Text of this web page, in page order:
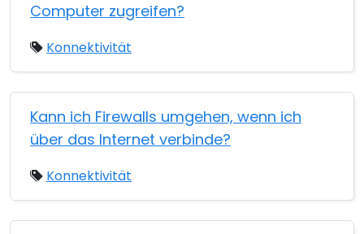
Computer zugreifen?
Konnektivität
Kann ich Firewalls umgehen, wenn ich
über das Internet verbinde?
Konnektivität